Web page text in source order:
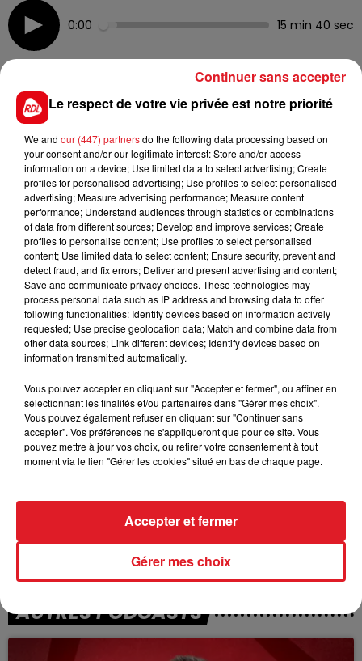
0:00 15 min 40 sec
5 novembre 2021 - 15 min 40 sec
RDL VOYANCE
Tous les vendredis dés 11h,retrouvez notre Voyante
incontournable dans notre region !
TITRES DIFFUSÉS
CLAUDE FRANÇOIS
Magnolias For Ever
PASCAL OBISPO
Tombé Pour Elle
AUTRES PODCASTS
Le respect de votre vie privée est notre priorité
We and our (447) partnersdo the following data processing based on
your consent and/or our legitimate interest: Store and/or access
information on a device; Use limited data to select advertising; Create
profiles for personalised advertising; Use profiles to select personalised
advertising; Measure advertising performance; Measure content
performance; Understand audiences through statistics or combinations
of data from different sources; Develop and improve services; Create
profiles to personalise content; Use profiles to select personalised
content; Use limited data to select content; Ensure security, prevent and
detect fraud, and fix errors; Deliver and present advertising and content;
Save and communicate privacy choices. These technologies may
process personal data such as IP address and browsing data to offer
following functionalities: Identify devices based on information actively
requested; Use precise geolocation data; Match and combine data from
other data sources; Link different devices; Identify devices based on
information transmitted automatically.
Vous pouvez accepter en cliquant sur "Accepter et fermer", ou affiner en
sélectionnant les finalités et/ou partenaires dans "Gérer mes choix".
Vous pouvez également refuser en cliquant sur "Continuer sans
accepter". Vos préférences ne s'appliqueront que pour ce site. Vous
pouvez mettre à jour vos choix, ou retirer votre consentement à tout
moment via le lien "Gérer les cookies" situé en bas de chaque page.
Gérer mes choix
Accepter et fermer
Continuer sans accepter